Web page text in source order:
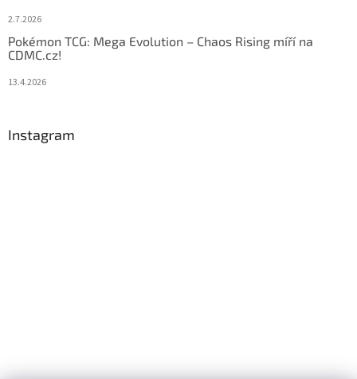
2.7.2026
Pokémon TCG: Mega Evolution – Chaos Rising míří na
CDMC.cz!
13.4.2026
Instagram